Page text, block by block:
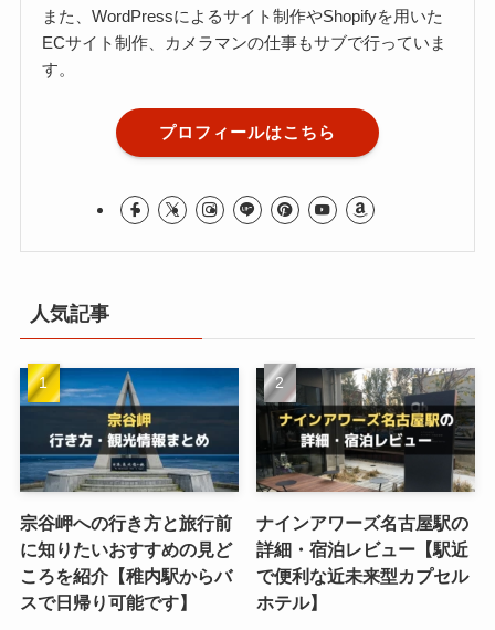
また、WordPressによるサイト制作やShopifyを用いた
ECサイト制作、カメラマンの仕事もサブで行っていま
す。
プロフィールはこちら
人気記事
宗谷岬への行き方と旅行前
に知りたいおすすめの見ど
ころを紹介【稚内駅からバ
スで日帰り可能です】
ナインアワーズ名古屋駅の
詳細・宿泊レビュー【駅近
で便利な近未来型カプセル
ホテル】